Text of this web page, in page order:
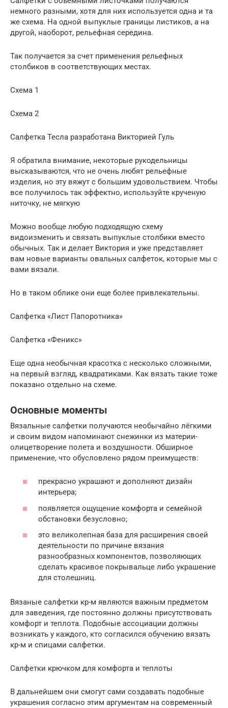
немного разными, хотя для них используется одна и та
же схема. На одной выпуклые границы листиков, а на
другой, наоборот, рельефная середина.
Так получается за счет применения рельефных
столбиков в соответствующих местах.
Схема 1
Схема 2
Салфетка Тесла разработана Викторией Гуль
Я обратила внимание, некоторые рукодельницы
высказываются, что не очень любят рельефные
изделия, но эту вяжут с большим удовольствием. Чтобы
все получилось так эффектно, используйте крученую
ниточку, не мягкую
Можно вообще любую подходящую схему
видоизменить и связать выпуклые столбики вместо
обычных. Так и делает Виктория и уже представляет
вам новые варианты овальных салфеток, которые мы с
вами вязали.
Но в таком облике они еще более привлекательны.
Салфетка «Лист Папоротника»
Салфетка «Феникс»
Еще одна необычная красотка с несколько сложными,
на первый взгляд, квадратиками. Как вязать такие тоже
показано отдельно на схеме.
Основные моменты
Вязальные салфетки получаются необычайно лёгкими
и своим видом напоминают снежинки из материи-
олицетворение полета и воздушности. Обширное
применение, что обусловлено рядом преимуществ:
прекрасно украшают и дополняют дизайн
интерьера;
появляется ощущение комфорта и семейной
обстановки безусловно;
это великолепная база для расширения своей
деятельности по причине вязания
разнообразных компонентов, позволяющих
сделать красивое покрывальце либо украшение
для столешниц.
Вязаные салфетки кр-м являются важным предметом
для заведения, где постоянно должны присутствовать
комфорт и теплота. Подобные ассоциации должны
возникать у каждого, кто согласился обучению вязать
кр-м и спицами салфетки.
Салфетки крючком для комфорта и теплоты
В дальнейшем они смогут сами создавать подобные
украшения согласно этим аргументам на современный